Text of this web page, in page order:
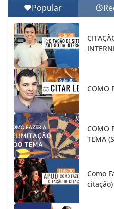
Popular
COMO
COMO
TEMA
Como
citação)